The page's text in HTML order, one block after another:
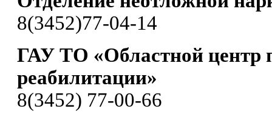
8(3452)77-04-14
ГАУ ТО «Областной центр
реабилитации»
8(3452) 77-00-66